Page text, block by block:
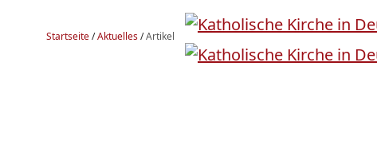
Startseite/Aktuelles/Artikel